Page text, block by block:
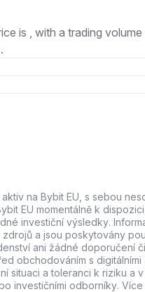
is , with a trading volume
na Bybit EU, s sebou
EU momentálně k
investiční výsledky.
a jsou poskytovány
ani žádné doporučení
obchodováním s
situaci a toleranci k riziku a
investičními odborníky. Více